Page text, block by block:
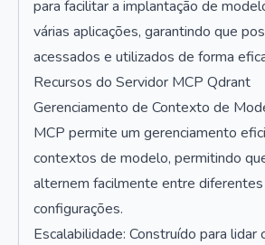
para facilitar a implantação de
várias aplicações, garantindo que
acessados e utilizados de forma
Recursos do Servidor MCP Qdrant
Gerenciamento de Contexto de
MCP permite um gerenciamento
contextos de modelo, permitindo
alternem facilmente entre
configurações.
Escalabilidade: Construído para lidar